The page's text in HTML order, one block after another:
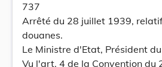
737
Arrêté du 28 juillet 1939,
douanes.
Le Ministre d'Etat, Président
Vu l'art. 4 de la Convention du